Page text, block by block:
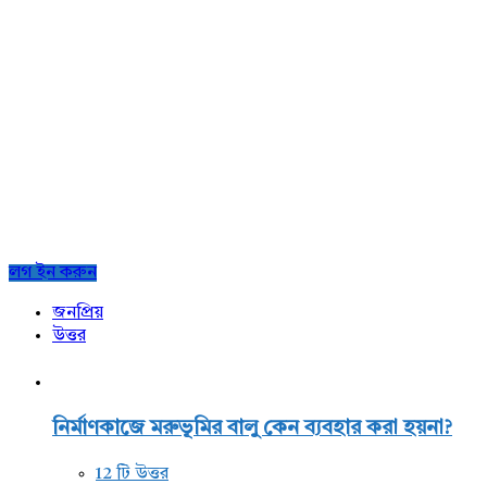
Sidebar
লগ ইন করুন
জনপ্রিয়
উত্তর
নির্মাণকাজে মরুভূমির বালু কেন ব্যবহার করা হয়না?
12 টি উত্তর